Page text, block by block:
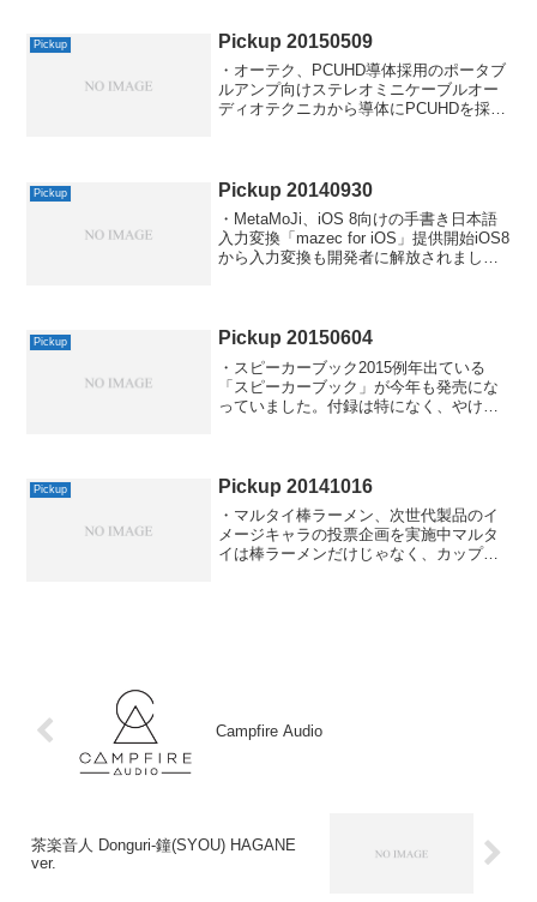
に...
Pickup Pickup 20150509
・オーテク、PCUHD導体採用のポータブ
ルアンプ向けステレオミニケーブルオー
ディオテクニカから導体にPCUHDを採用
Pickup Pickup 20140930
・MetaMoJi、iOS 8向けの手書き日本語
入力変換「mazec for iOS」提供開始iOS8
から入力変換も開発者に解放されました
Pickup Pickup 20150604
・スピーカーブック2015例年出ている
「スピーカーブック」が今年も発売にな
っていました。付録は特になく、やけに
それだけではカタログレベ...
Pickup Pickup 20141016
・マルタイ棒ラーメン、次世代製品のイ
メージキャラの投票企画を実施中マルタ
イは棒ラーメンだけじゃなく、カップ麺
Campfire Audio
茶楽音人 Donguri-鐘(SYOU) HAGANE
ver.